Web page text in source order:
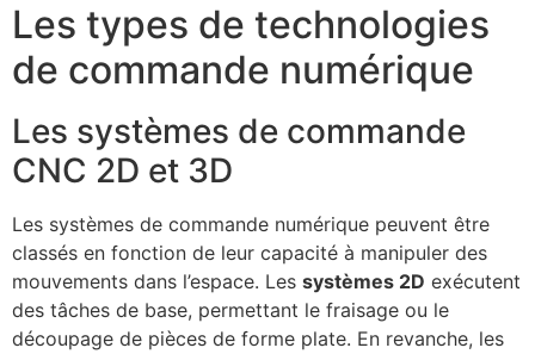
Les types de technologies
de commande numérique
Les systèmes de commande
CNC 2D et 3D
Les systèmes de commande numérique peuvent être
classés en fonction de leur capacité à manipuler des
mouvements dans l’espace. Les systèmes 2D exécutent
des tâches de base, permettant le fraisage ou le
découpage de pièces de forme plate. En revanche, les